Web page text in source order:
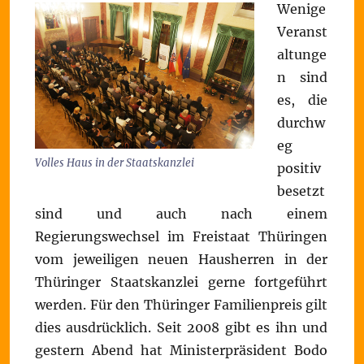
Volles Haus in der Staatskanzlei
Wenige
Veranst
altunge
n sind
es, die
durchw
eg
positiv
besetzt
sind und auch nach einem
Regierungswechsel im Freistaat Thüringen
vom jeweiligen neuen Hausherren in der
Thüringer Staatskanzlei gerne fortgeführt
werden. Für den Thüringer Familienpreis gilt
dies ausdrücklich. Seit 2008 gibt es ihn und
gestern Abend hat Ministerpräsident Bodo